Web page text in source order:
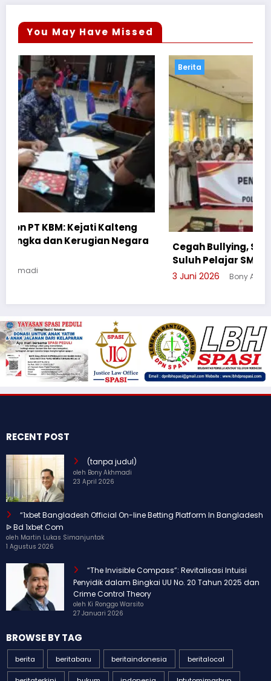
You May Have Missed
Berita
Cegah Bullying, Sikum Polresta Palangka Raya
3 Juni 2026
RECENT POST
(tanpa judul)
oleh Bony Akhmadi
23 April 2026
“1xbet Bangladesh Official On-line Betting Platform In Bangladesh
ᐉ Bd 1xbet Com
oleh Martin Lukas Simanjuntak
1 Agustus 2026
“The Invisible Compass”: Revitalisasi Intuisi
Penyidik dalam Bingkai UU No. 20 Tahun 2025 dan
Crime Control Theory
oleh Ki Ronggo Warsito
27 Januari 2026
BROWSE BY TAG
berita beritabaru beritaindonesia beritalocal